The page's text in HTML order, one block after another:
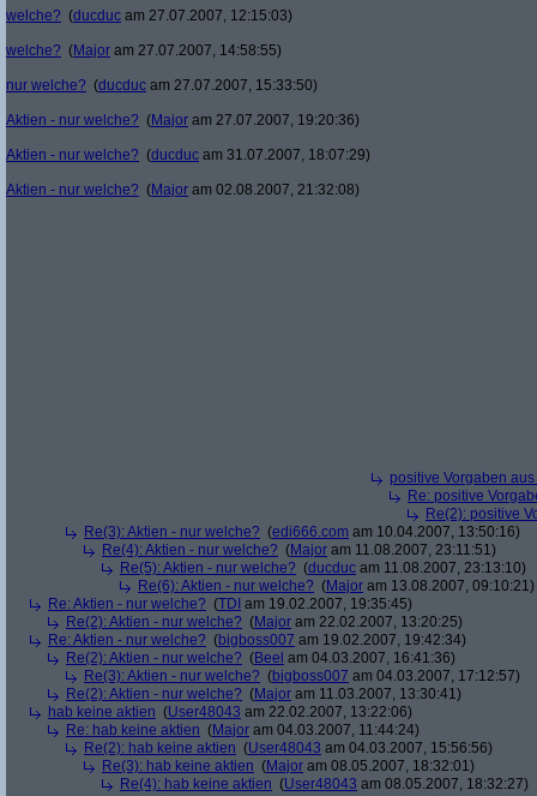
welche? (ducduc am 27.07.2007, 12:15:03)
welche? (Major am 27.07.2007, 14:58:55)
nur welche? (ducduc am 27.07.2007, 15:33:50)
Aktien - nur welche? (Major am 27.07.2007, 19:20:36)
Aktien - nur welche? (ducduc am 31.07.2007, 18:07:29)
Aktien - nur welche? (Major am 02.08.2007, 21:32:08)
positive Vorgaben
Re: positive
Re(2): positive
Re(3): Aktien - nur welche? (edi666.com am 10.04.2007, 13:50:16)
Re(4): Aktien - nur welche? (Major am 11.08.2007, 23:11:51)
Re(5): Aktien - nur welche? (ducduc am 11.08.2007, 23:13:10)
Re(6): Aktien - nur welche? (Major am 13.08.2007, 09:10:21)
Re: Aktien - nur welche? (TDI am 19.02.2007, 19:35:45)
Re(2): Aktien - nur welche? (Major am 22.02.2007, 13:20:25)
Re: Aktien - nur welche? (bigboss007 am 19.02.2007, 19:42:34)
Re(2): Aktien - nur welche? (Beel am 04.03.2007, 16:41:36)
Re(3): Aktien - nur welche? (bigboss007 am 04.03.2007, 17:12:57)
Re(2): Aktien - nur welche? (Major am 11.03.2007, 13:30:41)
hab keine aktien (User48043 am 22.02.2007, 13:22:06)
Re: hab keine aktien (Major am 04.03.2007, 11:44:24)
Re(2): hab keine aktien (User48043 am 04.03.2007, 15:56:56)
Re(3): hab keine aktien (Major am 08.05.2007, 18:32:01)
Re(4): hab keine aktien (User48043 am 08.05.2007, 18:32:27)